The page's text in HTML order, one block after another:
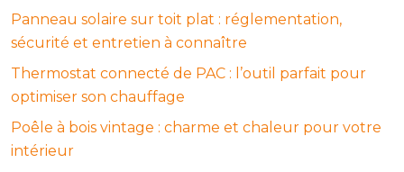
Panneau solaire sur toit plat : réglementation,
sécurité et entretien à connaître
Thermostat connecté de PAC : l’outil parfait pour
optimiser son chauffage
Poêle à bois vintage : charme et chaleur pour votre
intérieur